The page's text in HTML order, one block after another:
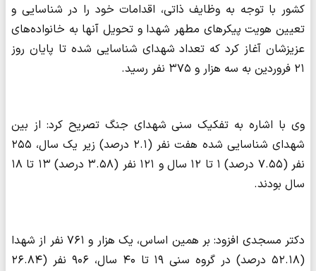
کشور با توجه به وظایف ذاتی، اقدامات خود را در شناسایی و
تعیین هویت پیکرهای مطهر شهدا و تحویل آنها به خانواده‌های
عزیزشان آغاز کرد که تعداد شهدای شناسایی شده تا پایان روز
۲۱ فروردین به سه هزار و ۳۷۵ نفر رسید.
وی با اشاره به تفکیک سنی شهدای جنگ تصریح کرد: از بین
شهدای شناسایی شده هفت نفر (۲.۱ درصد) زیر یک سال، ۲۵۵
نفر (۷.۵۵ درصد) ۱ تا ۱۲ سال و ۱۲۱ نفر (۳.۵۸ درصد) ۱۳ تا ۱۸
سال بودند.
دکتر مسجدی افزود: بر همین اساس، یک هزار و ۷۶۱ نفر از شهدا
(۵۲.۱۸ درصد) در گروه سنی ۱۹ تا ۴۰ سال، ۹۰۶ نفر (۲۶.۸۴